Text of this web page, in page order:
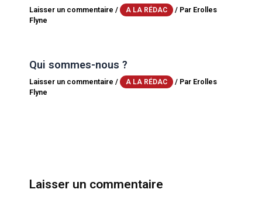
Laisser un commentaire / A LA RÉDAC / Par Erolles
Flyne
Qui sommes-nous ?
Laisser un commentaire / A LA RÉDAC / Par Erolles
Flyne
Laisser un commentaire